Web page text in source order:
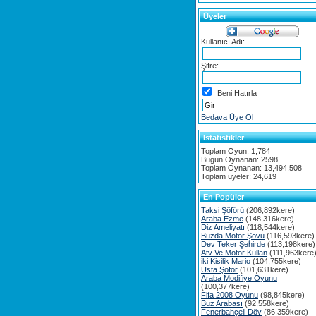
Üyeler
Kullanıcı Adı:
Şifre:
Beni Hatırla
Bedava Üye Ol
Istatistikler
Toplam Oyun: 1,784
Bugün Oynanan: 2598
Toplam Oynanan: 13,494,508
Toplam üyeler: 24,619
En Popüler
Taksi Şöförü (206,892kere)
Araba Ezme (148,316kere)
Diz Ameliyatı (118,544kere)
Buzda Motor Şovu (116,593kere)
Dev Teker Şehirde (113,198kere)
Atv Ve Motor Kullan (111,963kere)
iki Kisilik Mario (104,755kere)
Usta Şoför (101,631kere)
Araba Modifiye Oyunu
(100,377kere)
Fifa 2008 Oyunu (98,845kere)
Buz Arabası (92,558kere)
Fenerbahçeli Döv (86,359kere)